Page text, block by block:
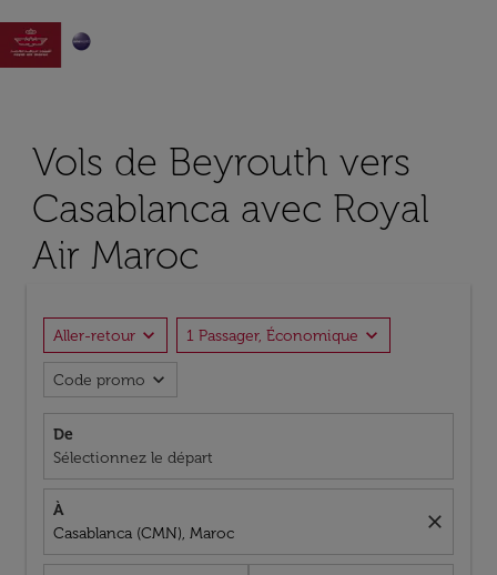

Vols de Beyrouth vers
Casablanca avec Royal
Air Maroc
Aller-retour expand_more 1 Passager, Économique expand_more
Code promo expand_more
De
Sélectionnez le départ
À
Casablanca (CMN), Maroc
close